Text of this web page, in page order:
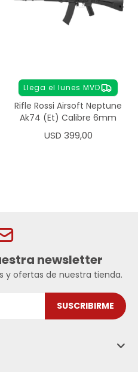
Llega el lunes MVD
Rifle Rossi Airsoft Neptune
Ak74 (Et) Calibre 6mm
USD 399,00
newsletter
y ofertas de nuestra tienda.
SUSCRIBIRME